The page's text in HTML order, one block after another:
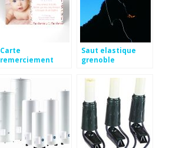
Carte
remerciement
Saut elastique
grenoble